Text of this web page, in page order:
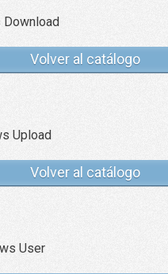
Volver al catálogo
Volver al catálogo